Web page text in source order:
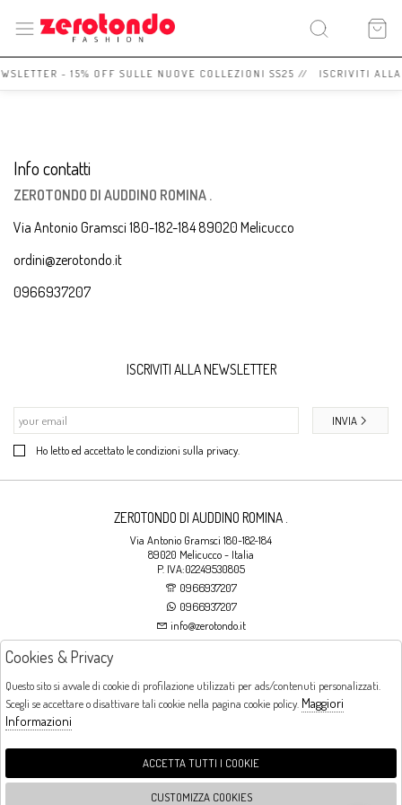
- 15% OFF SULLE NUOVE COLLEZIONI SS25 // ISCRIVITI
Info contatti
ZEROTONDO DI AUDDINO ROMINA .
Via Antonio Gramsci 180-182-184 89020 Melicucco
ordini@zerotondo.it
0966937207
ISCRIVITI ALLA NEWSLETTER
Ho letto ed accettato le condizioni sulla privacy.
INVIA
ZEROTONDO DI AUDDINO ROMINA .
Via Antonio Gramsci 180-182-184
89020 Melicucco - Italia
P. IVA:02249530805
0966937207
0966937207
info@zerotondo.it
Orari di apertura
LUNEDI: CHIUSO LA MATTINA - DALLE 16:00 ALLE 20:00 DAL MARTEDI AL
Cookies & Privacy
Questo sito si avvale di cookie di profilazione utilizzati per ads/contenuti personalizzati.
Scegli se accettare o disattivare tali cookie nella pagina cookie policy. Maggiori
Informazioni
ACCETTA TUTTI I COOKIE
CUSTOMIZZA COOKIES